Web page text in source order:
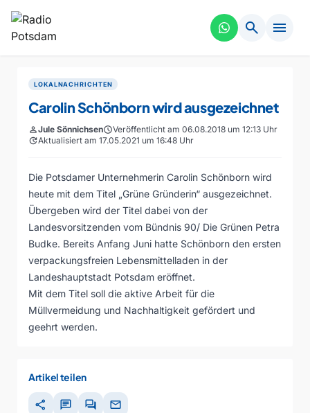
search menu
LOKALNACHRICHTEN
Carolin Schönborn wird ausgezeichnet
personJule SönnichsenscheduleVeröffentlicht am 06.08.2018 um 12:13 Uhr
updateAktualisiert am 17.05.2021 um 16:48 Uhr
Die Potsdamer Unternehmerin Carolin Schönborn wird
heute mit dem Titel „Grüne Gründerin“ ausgezeichnet.
Übergeben wird der Titel dabei von der
Landesvorsitzenden vom Bündnis 90/ Die Grünen Petra
Budke. Bereits Anfang Juni hatte Schönborn den ersten
verpackungsfreien Lebensmittelladen in der
Landeshauptstadt Potsdam eröffnet.
Mit dem Titel soll die aktive Arbeit für die
Müllvermeidung und Nachhaltigkeit gefördert und
geehrt werden.
Artikel teilen
share chat forum mail